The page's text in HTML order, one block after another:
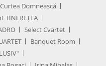
Curtea Domnească
TINEREȚEA
Select Cvartet
Banquet Room